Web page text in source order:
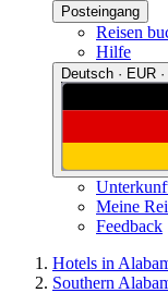
Posteingang
Reisen
Hilfe
Deutsch · EUR
Meine
Feedback
Hotels in
Southern